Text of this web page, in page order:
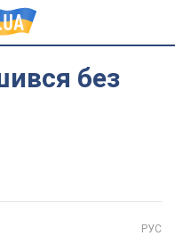
без
РУС